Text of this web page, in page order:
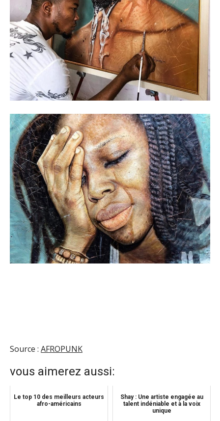
Source : AFROPUNK
vous aimerez aussi:
Le top 10 des meilleurs acteurs
afro-américains
Shay : Une artiste engagée au
talent indéniable et à la voix
unique